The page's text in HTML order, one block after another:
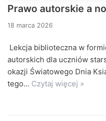
Prawo autorskie a
18 marca 2026
Lekcja biblioteczna w
autorskich dla uczniów
okazji Światowego Dnia
tego… Czytaj więcej »